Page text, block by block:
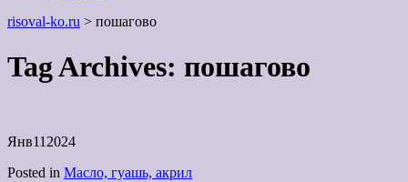
risoval-ko.ru > пошагово
Tag Archives: пошагово
Янв11 2024
Posted in Масло, гуашь, акрил